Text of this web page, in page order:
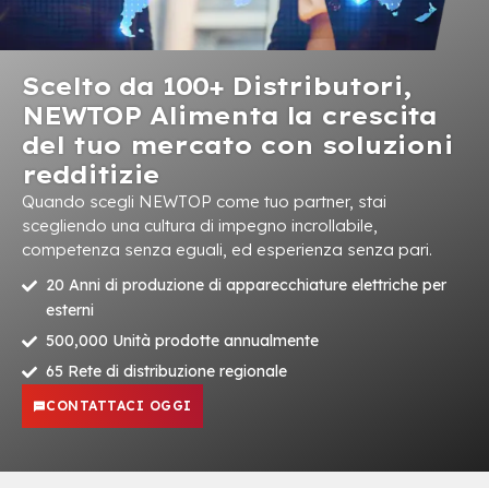
Scelto da 100+ Distributori,
NEWTOP Alimenta la crescita
del tuo mercato con soluzioni
redditizie
Quando scegli NEWTOP come tuo partner, stai
scegliendo una cultura di impegno incrollabile,
competenza senza eguali, ed esperienza senza pari.
20 Anni di produzione di apparecchiature elettriche per
esterni
500,000 Unità prodotte annualmente
65 Rete di distribuzione regionale
CONTATTACI OGGI